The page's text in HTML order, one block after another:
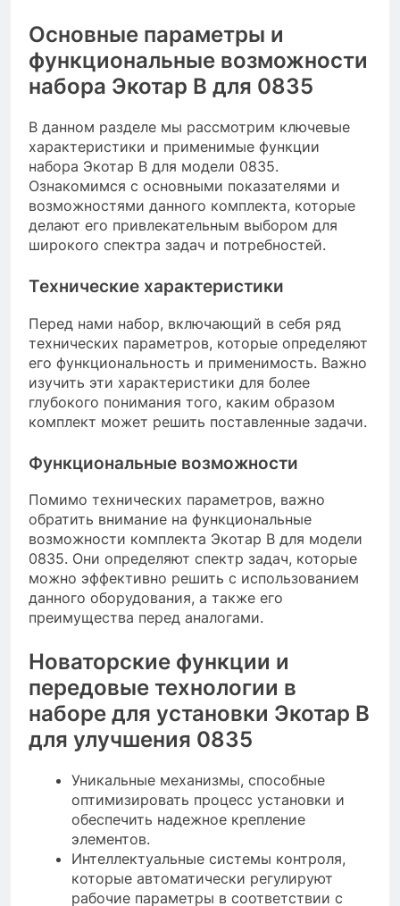
Основные параметры и
функциональные возможности
набора Экотар B для 0835
В данном разделе мы рассмотрим ключевые
характеристики и применимые функции
набора Экотар B для модели 0835.
Ознакомимся с основными показателями и
возможностями данного комплекта, которые
делают его привлекательным выбором для
широкого спектра задач и потребностей.
Технические характеристики
Перед нами набор, включающий в себя ряд
технических параметров, которые определяют
его функциональность и применимость. Важно
изучить эти характеристики для более
глубокого понимания того, каким образом
комплект может решить поставленные задачи.
Функциональные возможности
Помимо технических параметров, важно
обратить внимание на функциональные
возможности комплекта Экотар B для модели
0835. Они определяют спектр задач, которые
можно эффективно решить с использованием
данного оборудования, а также его
преимущества перед аналогами.
Новаторские функции и
передовые технологии в
наборе для установки Экотар B
для улучшения 0835
Уникальные механизмы, способные
оптимизировать процесс установки и
обеспечить надежное крепление
элементов.
Интеллектуальные системы контроля,
которые автоматически регулируют
рабочие параметры в соответствии с